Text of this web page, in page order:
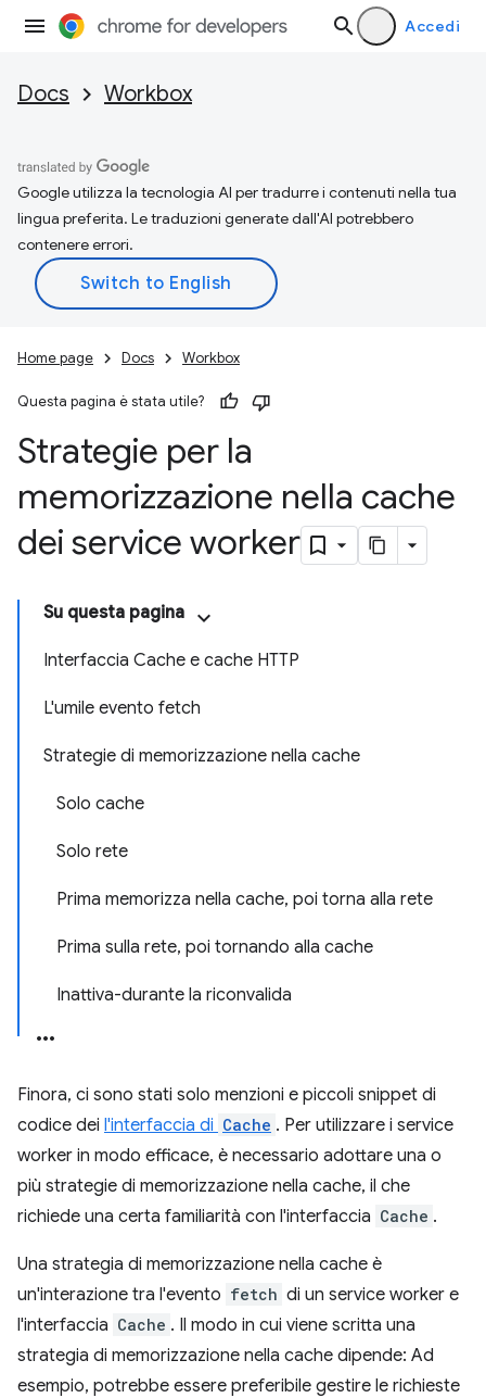
Accedi
Docs Workbox
Google utilizza la tecnologia AI per tradurre i contenuti nella tua
lingua preferita. Le traduzioni generate dall'AI potrebbero
contenere errori.
Home page Docs Workbox
Questa pagina è stata utile?
Strategie per la
memorizzazione nella cache
dei service worker
Su questa pagina
Interfaccia Cache e cache HTTP
L'umile evento fetch
Strategie di memorizzazione nella cache
Solo cache
Solo rete
Prima memorizza nella cache, poi torna alla rete
Prima sulla rete, poi tornando alla cache
Inattiva-durante la riconvalida
Finora, ci sono stati solo menzioni e piccoli snippet di
codice dei l'interfaccia di Cache . Per utilizzare i service
worker in modo efficace, è necessario adottare una o
più strategie di memorizzazione nella cache, il che
richiede una certa familiarità con l'interfaccia Cache .
Una strategia di memorizzazione nella cache è
un'interazione tra l'evento fetch di un service worker e
l'interfaccia Cache . Il modo in cui viene scritta una
strategia di memorizzazione nella cache dipende: Ad
esempio, potrebbe essere preferibile gestire le richieste